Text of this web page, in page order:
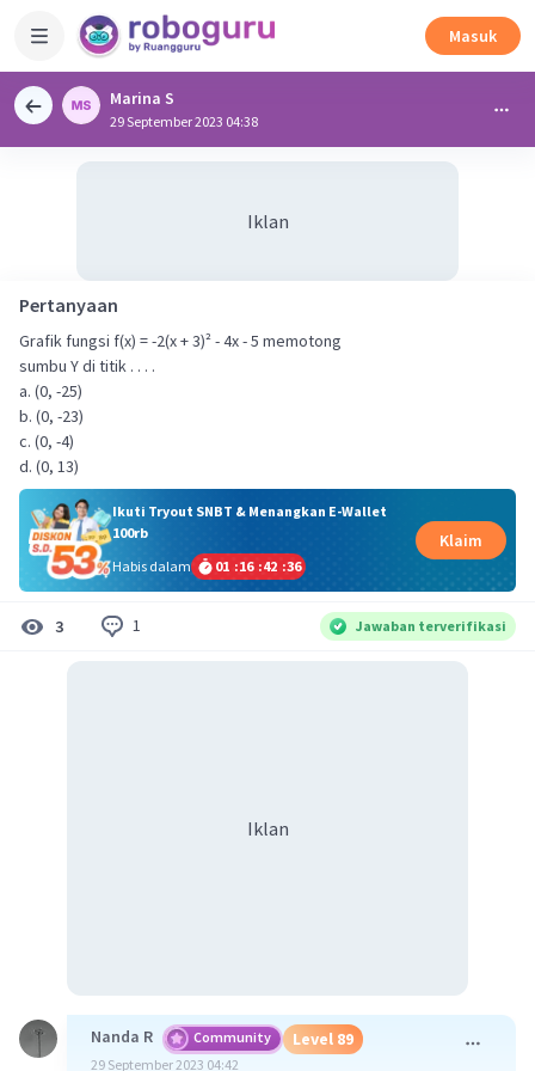
Masuk
Marina S
29 September 2023 04:38
Iklan
Pertanyaan
Grafik fungsi f(x) = -2(x + 3)² - 4x - 5 memotong
sumbu Y di titik . . . .
a. (0, -25)
b. (0, -23)
c. (0, -4)
d. (0, 13)
Ikuti Tryout SNBT & Menangkan E-Wallet
100rb
Habis dalam
01 :16 :42 :36
Klaim
3 1 Jawaban terverifikasi
Iklan
Nanda R Community Level 89
29 September 2023 04:42